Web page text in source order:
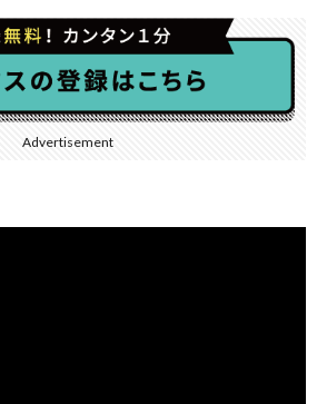
Advertisement